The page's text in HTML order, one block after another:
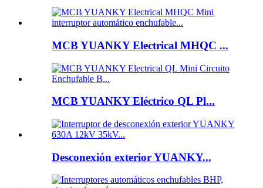
MCB YUANKY Electrical MHQC ...
MCB YUANKY Eléctrico QL Pl...
Desconexión exterior YUANKY...